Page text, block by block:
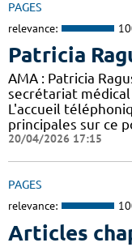
PAGES
relevance:
Patricia
AMA : Patricia
secrétariat médical
L'accueil
principales sur ce
20/04/2026 17:15
PAGES
relevance:
Articles